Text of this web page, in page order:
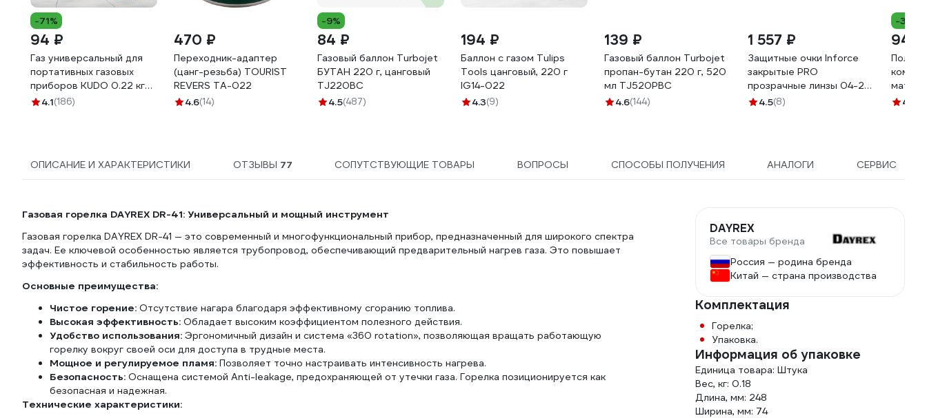
-71%
94 ₽
Газ универсальный для
портативных газовых
приборов KUDO 0.22 кг
KU-H403
4.1(186)
470 ₽
Переходник-адаптер
(цанг-резьба) TOURIST
REVERS TA-022
4.6(14)
-9%
84 ₽
Газовый баллон Turbojet
БУТАН 220 г, цанговый
TJ220BC
4.5(487)
194 ₽
Баллон с газом Tulips
Tools цанговый, 220 г
IG14-022
4.3(9)
139 ₽
Газовый баллон Turbojet
пропан-бутан 220 г, 520
мл TJ520PBC
4.6(144)
1 557 ₽
Защитные очки Inforce
закрытые PRO
прозрачные линзы 04-24-
024.5(8)
-32%
94 ₽
20490
4.8
ОПИСАНИЕ И ХАРАКТЕРИСТИКИ ОТЗЫВЫ 77 СОПУТСТВУЮЩИЕ ТОВАРЫ ВОПРОСЫ СПОСОБЫ ПОЛУЧЕНИЯ АНАЛОГИ СЕРВИС
Газовая горелка DAYREX DR-41: Универсальный и мощный инструмент
Газовая горелка DAYREX DR-41 — это современный и многофункциональный прибор, предназначенный для широкого спектра
задач. Ее ключевой особенностью является трубопровод, обеспечивающий предварительный нагрев газа. Это повышает
эффективность и стабильность работы.
Основные преимущества:
Чистое горение: Отсутствие нагара благодаря эффективному сгоранию топлива.
Высокая эффективность: Обладает высоким коэффициентом полезного действия.
Удобство использования: Эргономичный дизайн и система «360 rotation», позволяющая вращать работающую
горелку вокруг своей оси для доступа в трудные места.
Мощное и регулируемое пламя: Позволяет точно настраивать интенсивность нагрева.
Безопасность: Оснащена системой Anti-leakage, предохраняющей от утечки газа. Горелка позиционируется как
безопасная и надежная.
Технические характеристики:
DAYREX
Все товары бренда
Россия — родина бренда
Китай — страна производства
Комплектация
Горелка;
Упаковка.
Информация об упаковке
Единица товара: Штука
Вес, кг: 0.18
Длина, мм: 248
Ширина, мм: 74